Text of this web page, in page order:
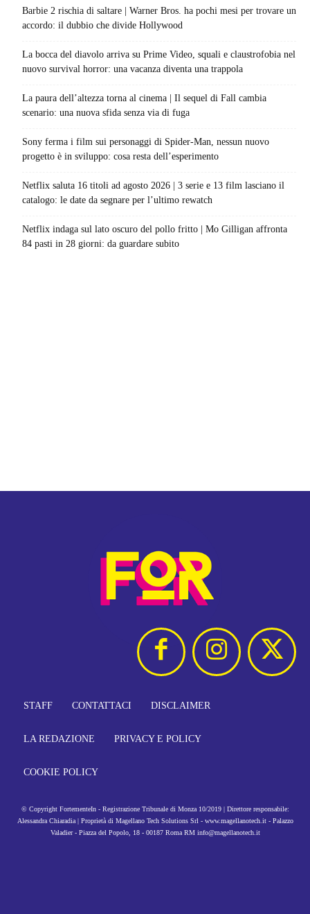
Barbie 2 rischia di saltare | Warner Bros. ha pochi mesi per trovare un
accordo: il dubbio che divide Hollywood
La bocca del diavolo arriva su Prime Video, squali e claustrofobia nel
nuovo survival horror: una vacanza diventa una trappola
La paura dell’altezza torna al cinema | Il sequel di Fall cambia
scenario: una nuova sfida senza via di fuga
Sony ferma i film sui personaggi di Spider-Man, nessun nuovo
progetto è in sviluppo: cosa resta dell’esperimento
Netflix saluta 16 titoli ad agosto 2026 | 3 serie e 13 film lasciano il
catalogo: le date da segnare per l’ultimo rewatch
Netflix indaga sul lato oscuro del pollo fritto | Mo Gilligan affronta
84 pasti in 28 giorni: da guardare subito
STAFF CONTATTACI DISCLAIMER
LA REDAZIONE PRIVACY E POLICY
COOKIE POLICY
© Copyright FortementeIn - Registrazione Tribunale di Monza 10/2019 | Direttore responsabile:
Alessandra Chiaradia | Proprietà di Magellano Tech Solutions Srl - www.magellanotech.it - Palazzo
Valadier - Piazza del Popolo, 18 - 00187 Roma RM info@magellanotech.it